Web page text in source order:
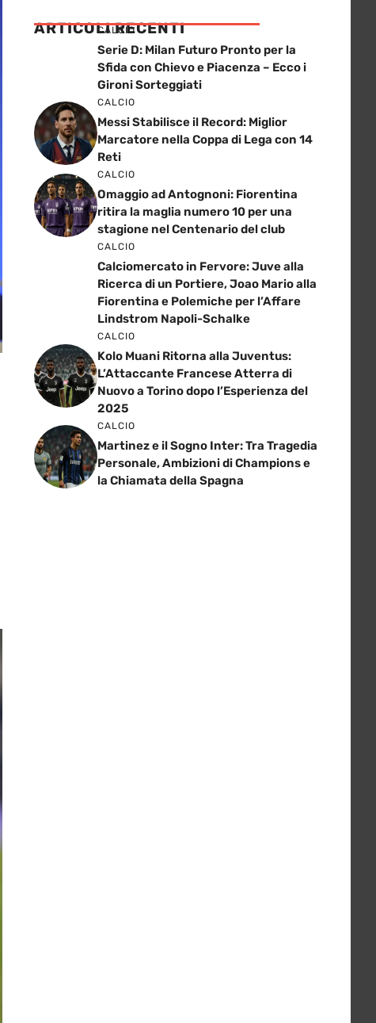
ARTICOLI RECENTI
CALCIO
Serie D: Milan Futuro Pronto per la
Sfida con Chievo e Piacenza – Ecco i
Gironi Sorteggiati
CALCIO
Messi Stabilisce il Record: Miglior
Marcatore nella Coppa di Lega con 14
Reti
CALCIO
Omaggio ad Antognoni: Fiorentina
ritira la maglia numero 10 per una
stagione nel Centenario del club
CALCIO
Calciomercato in Fervore: Juve alla
Ricerca di un Portiere, Joao Mario alla
Fiorentina e Polemiche per l’Affare
Lindstrom Napoli-Schalke
CALCIO
Kolo Muani Ritorna alla Juventus:
L’Attaccante Francese Atterra di
Nuovo a Torino dopo l’Esperienza del
2025
CALCIO
Martinez e il Sogno Inter: Tra Tragedia
Personale, Ambizioni di Champions e
la Chiamata della Spagna